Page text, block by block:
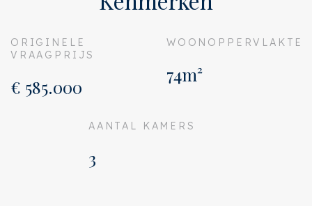
ORIGINELE
VRAAGPRIJS
€ 585.000
WOONOPPERVLAKTE
74m²
AANTAL KAMERS
3